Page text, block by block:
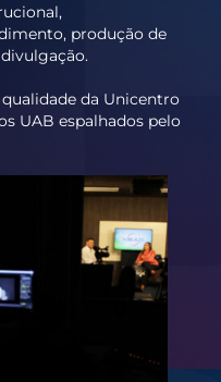
produção de
da Unicentro
UAB espalhados pelo